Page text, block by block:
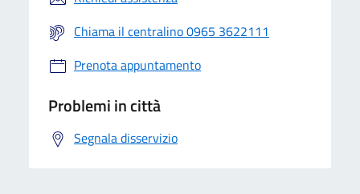
Chiama il centralino 0965 3622111
Prenota appuntamento
Problemi in città
Segnala disservizio